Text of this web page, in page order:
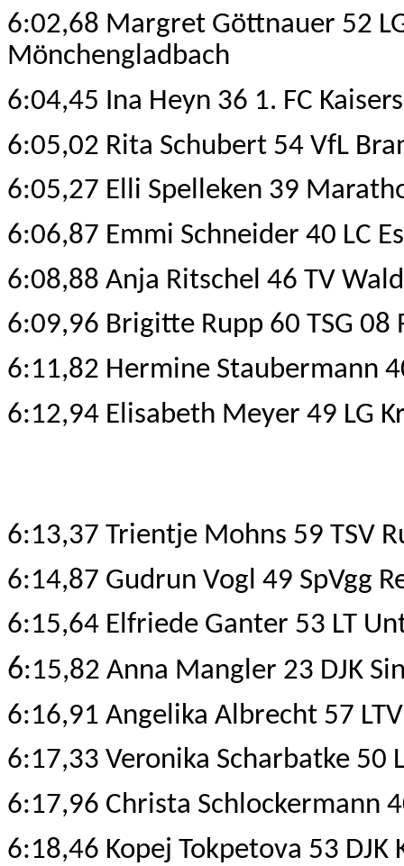
6:02,68 Margret Göttnauer 52
Mönchengladbach
6:04,45 Ina Heyn 36 1. FC
6:05,02 Rita Schubert 54 VfL
6:05,27 Elli Spelleken 39
6:06,87 Emmi Schneider 40 LC
6:08,88 Anja Ritschel 46 TV
6:09,96 Brigitte Rupp 60 TSG 08
6:11,82 Hermine Staubermann
6:12,94 Elisabeth Meyer 49 LG
6:13,37 Trientje Mohns 59 TSV
6:14,87 Gudrun Vogl 49 SpVgg
6:15,64 Elfriede Ganter 53 LT
6:15,82 Anna Mangler 23 DJK
6:16,91 Angelika Albrecht 57
6:17,33 Veronika Scharbatke 50
6:17,96 Christa Schlockermann
6:18,46 Kopej Tokpetova 53 DJK